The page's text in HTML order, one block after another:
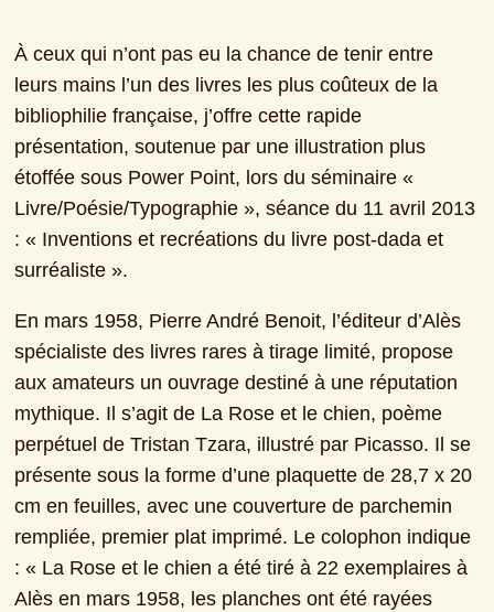
À ceux qui n’ont pas eu la chance de tenir entre
leurs mains l’un des livres les plus coûteux de la
bibliophilie française, j’offre cette rapide
présentation, soutenue par une illustration plus
étoffée sous Power Point, lors du séminaire «
Livre/Poésie/Typographie », séance du 11 avril 2013
: « Inventions et recréations du livre post-dada et
surréaliste ».
En mars 1958, Pierre André Benoit, l’éditeur d’Alès
spécialiste des livres rares à tirage limité, propose
aux amateurs un ouvrage destiné à une réputation
mythique. Il s’agit de La Rose et le chien, poème
perpétuel de Tristan Tzara, illustré par Picasso. Il se
présente sous la forme d’une plaquette de 28,7 x 20
cm en feuilles, avec une couverture de parchemin
rempliée, premier plat imprimé. Le colophon indique
: « La Rose et le chien a été tiré à 22 exemplaires à
Alès en mars 1958, les planches ont été rayées